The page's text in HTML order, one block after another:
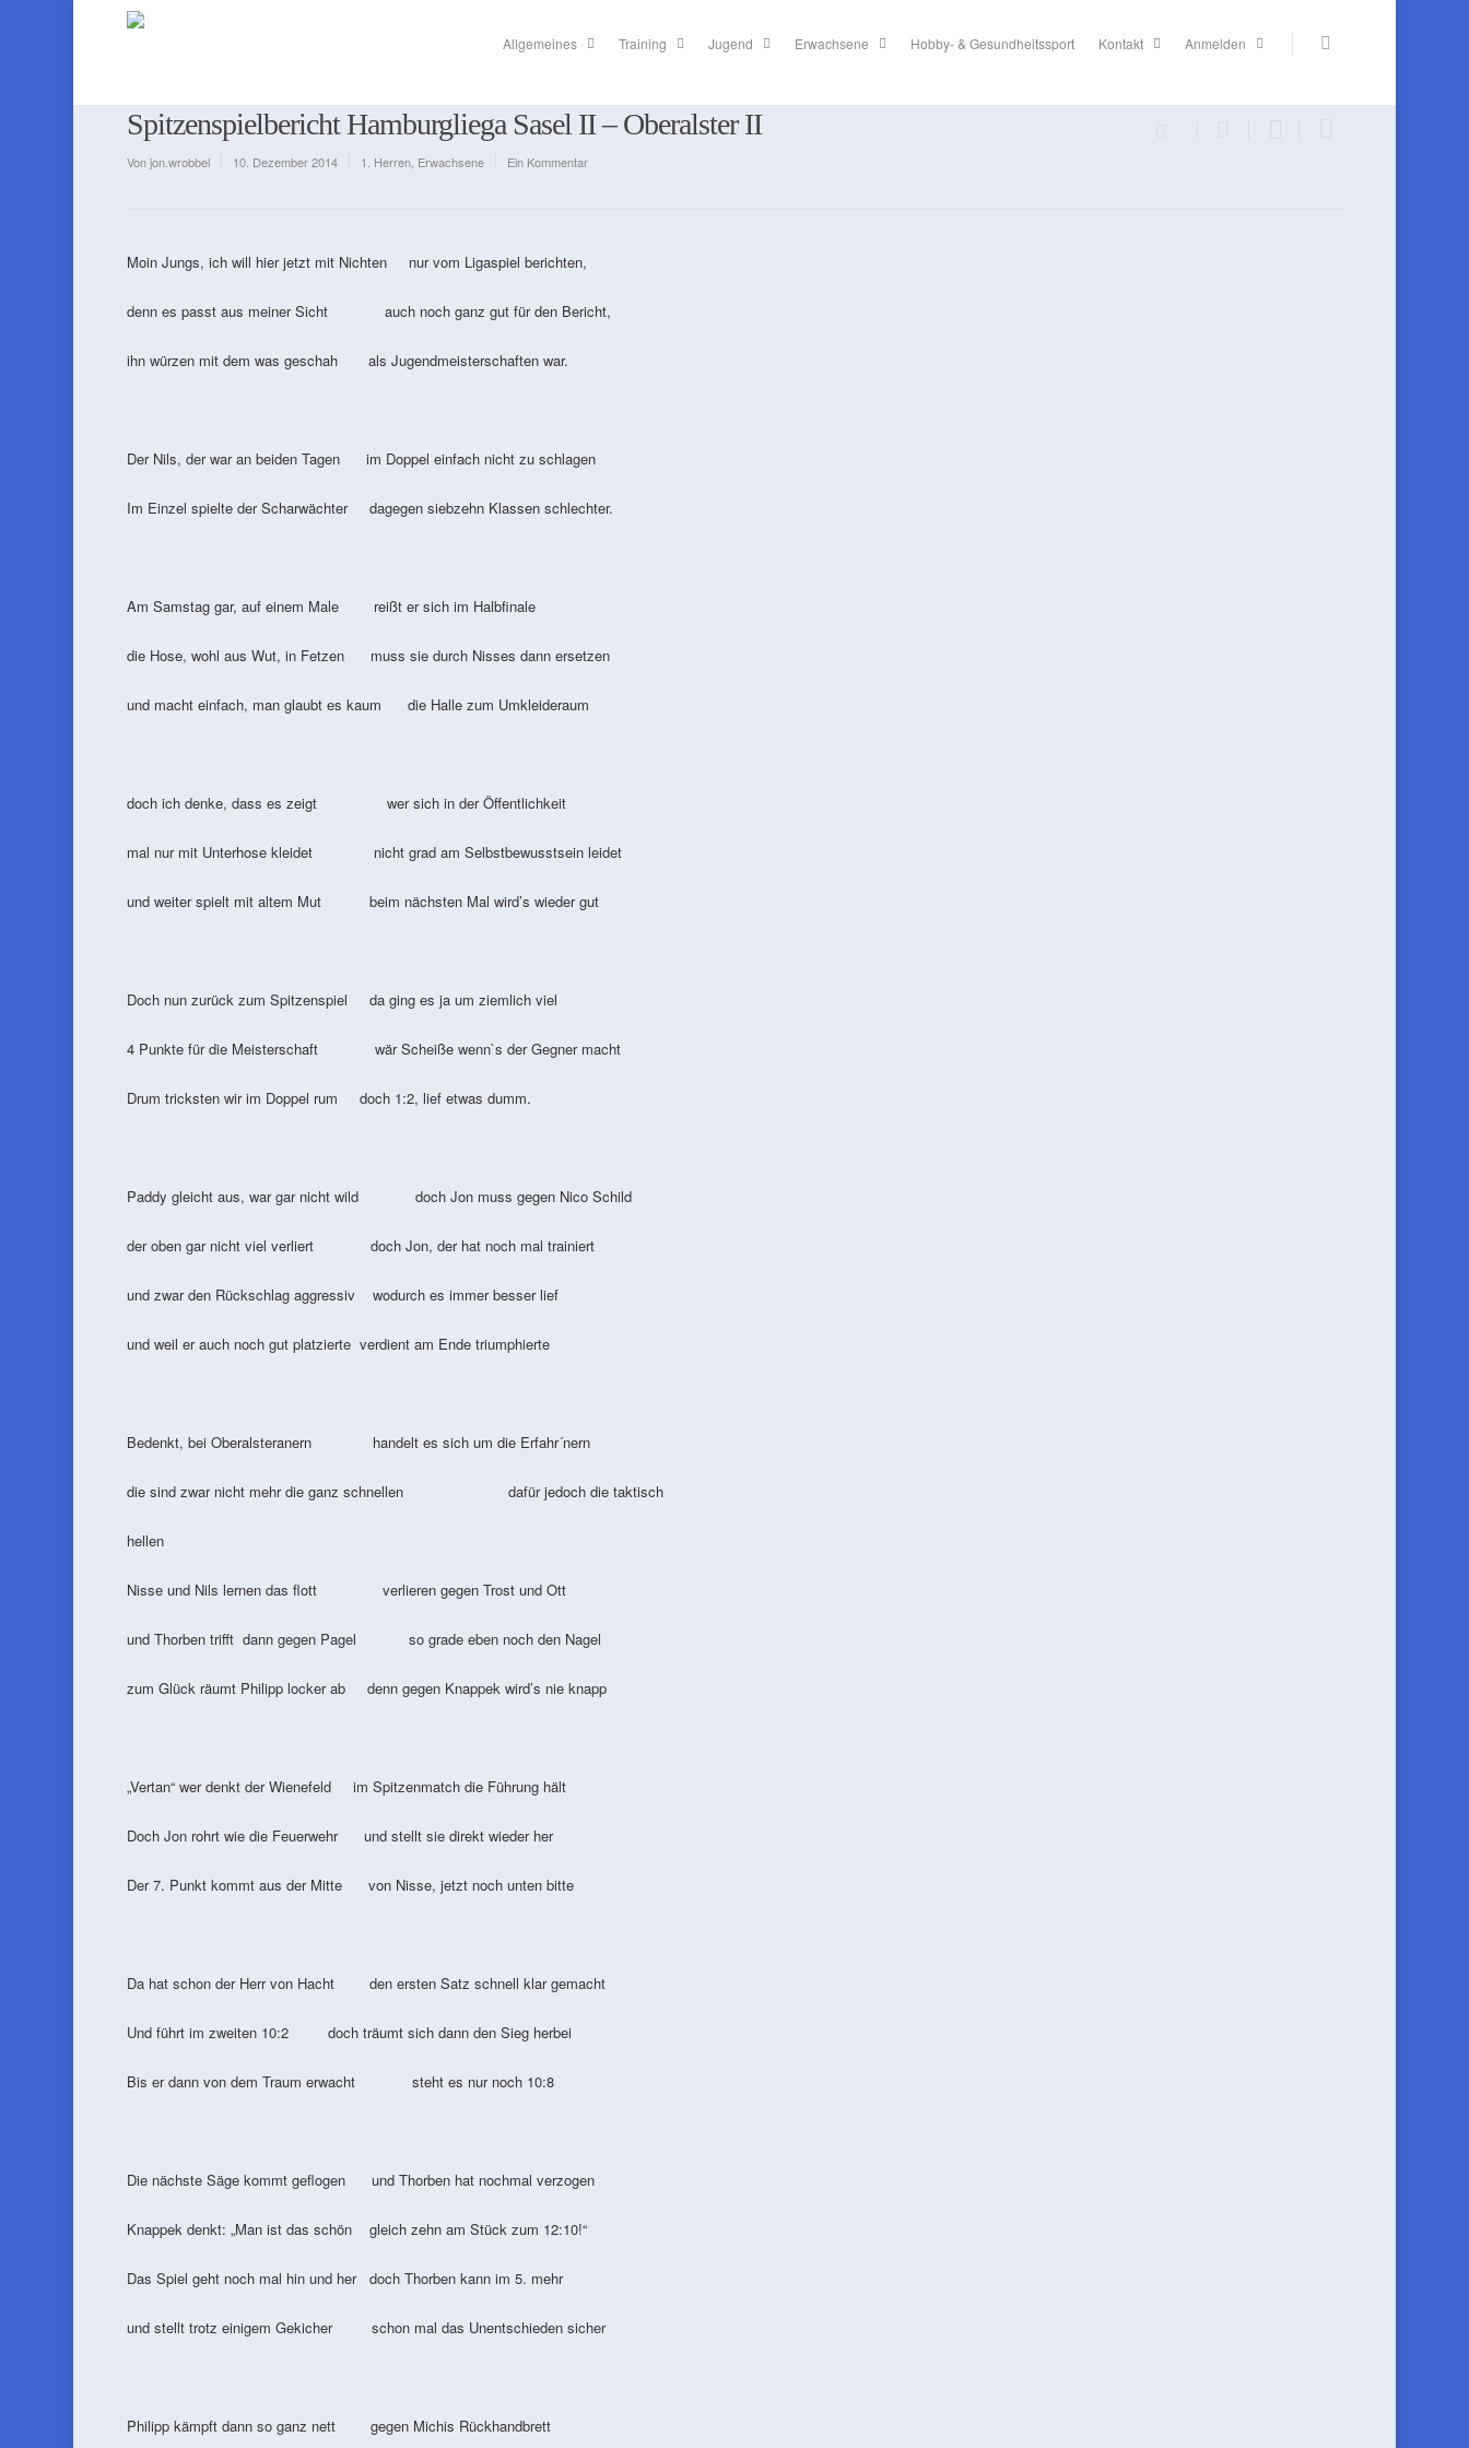
Allgemeines Training Jugend Erwachsene Hobby- & Gesundheitssport Kontakt Anmelden
Spitzenspielbericht Hamburgliega Sasel II – Oberalster II
Vonjon.wrobbel 10. Dezember 2014 1. Herren, Erwachsene Ein Kommentar
Moin Jungs, ich will hier jetzt mit Nichten nur vom Ligaspiel berichten,
denn es passt aus meiner Sicht auch noch ganz gut für den Bericht,
ihn würzen mit dem was geschah als Jugendmeisterschaften war.
Der Nils, der war an beiden Tagen im Doppel einfach nicht zu schlagen
Im Einzel spielte der Scharwächter dagegen siebzehn Klassen schlechter.
Am Samstag gar, auf einem Male reißt er sich im Halbfinale
die Hose, wohl aus Wut, in Fetzen muss sie durch Nisses dann ersetzen
und macht einfach, man glaubt es kaum die Halle zum Umkleideraum
doch ich denke, dass es zeigt wer sich in der Öffentlichkeit
mal nur mit Unterhose kleidet nicht grad am Selbstbewusstsein leidet
und weiter spielt mit altem Mut beim nächsten Mal wird’s wieder gut
Doch nun zurück zum Spitzenspiel da ging es ja um ziemlich viel
4 Punkte für die Meisterschaft wär Scheiße wenn`s der Gegner macht
Drum tricksten wir im Doppel rum doch 1:2, lief etwas dumm.
Paddy gleicht aus, war gar nicht wild doch Jon muss gegen Nico Schild
der oben gar nicht viel verliert doch Jon, der hat noch mal trainiert
und zwar den Rückschlag aggressiv wodurch es immer besser lief
und weil er auch noch gut platzierte verdient am Ende triumphierte
Bedenkt, bei Oberalsteranern handelt es sich um die Erfahr´nern
die sind zwar nicht mehr die ganz schnellen dafür jedoch die taktisch
hellen
Nisse und Nils lernen das flott verlieren gegen Trost und Ott
und Thorben trifft dann gegen Pagel so grade eben noch den Nagel
zum Glück räumt Philipp locker ab denn gegen Knappek wird’s nie knapp
„Vertan“ wer denkt der Wienefeld im Spitzenmatch die Führung hält
Doch Jon rohrt wie die Feuerwehr und stellt sie direkt wieder her
Der 7. Punkt kommt aus der Mitte von Nisse, jetzt noch unten bitte
Da hat schon der Herr von Hacht den ersten Satz schnell klar gemacht
Und führt im zweiten 10:2 doch träumt sich dann den Sieg herbei
Bis er dann von dem Traum erwacht steht es nur noch 10:8
Die nächste Säge kommt geflogen und Thorben hat nochmal verzogen
Knappek denkt: „Man ist das schön gleich zehn am Stück zum 12:10!“
Das Spiel geht noch mal hin und her doch Thorben kann im 5. mehr
und stellt trotz einigem Gekicher schon mal das Unentschieden sicher
Philipp kämpft dann so ganz nett gegen Michis Rückhandbrett